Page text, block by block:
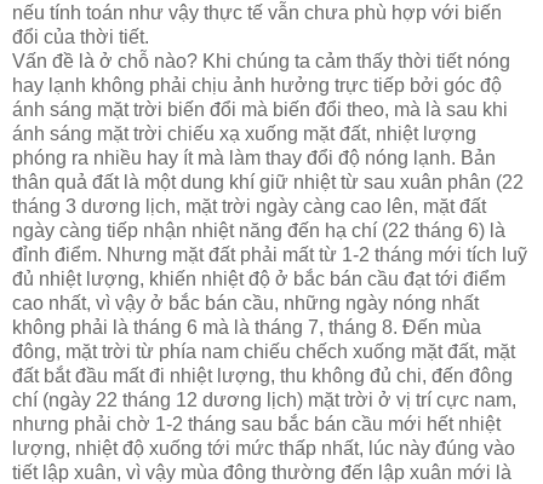
nếu tính toán như vậy thực tế vẫn chưa phù hợp với biến
đổi của thời tiết.
Vấn đề là ở chỗ nào? Khi chúng ta cảm thấy thời tiết nóng
hay lạnh không phải chịu ảnh hưởng trực tiếp bởi góc độ
ánh sáng mặt trời biến đổi mà biến đổi theo, mà là sau khi
ánh sáng mặt trời chiếu xạ xuống mặt đất, nhiệt lượng
phóng ra nhiều hay ít mà làm thay đổi độ nóng lạnh. Bản
thân quả đất là một dung khí giữ nhiệt từ sau xuân phân (22
tháng 3 dương lịch, mặt trời ngày càng cao lên, mặt đất
ngày càng tiếp nhận nhiệt năng đến hạ chí (22 tháng 6) là
đỉnh điểm. Nhưng mặt đất phải mất từ 1-2 tháng mới tích luỹ
đủ nhiệt lượng, khiến nhiệt độ ở bắc bán cầu đạt tới điểm
cao nhất, vì vậy ở bắc bán cầu, những ngày nóng nhất
không phải là tháng 6 mà là tháng 7, tháng 8. Đến mùa
đông, mặt trời từ phía nam chiếu chếch xuống mặt đất, mặt
đất bắt đầu mất đi nhiệt lượng, thu không đủ chi, đến đông
chí (ngày 22 tháng 12 dương lịch) mặt trời ở vị trí cực nam,
nhưng phải chờ 1-2 tháng sau bắc bán cầu mới hết nhiệt
lượng, nhiệt độ xuống tới mức thấp nhất, lúc này đúng vào
tiết lập xuân, vì vậy mùa đông thường đến lập xuân mới là